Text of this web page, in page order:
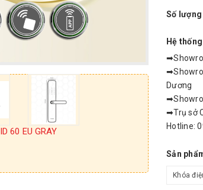
60 EU GRAY
Số lượng
Hệ
Dương
➡Trụ sở
Hotline:
Sản
Khóa